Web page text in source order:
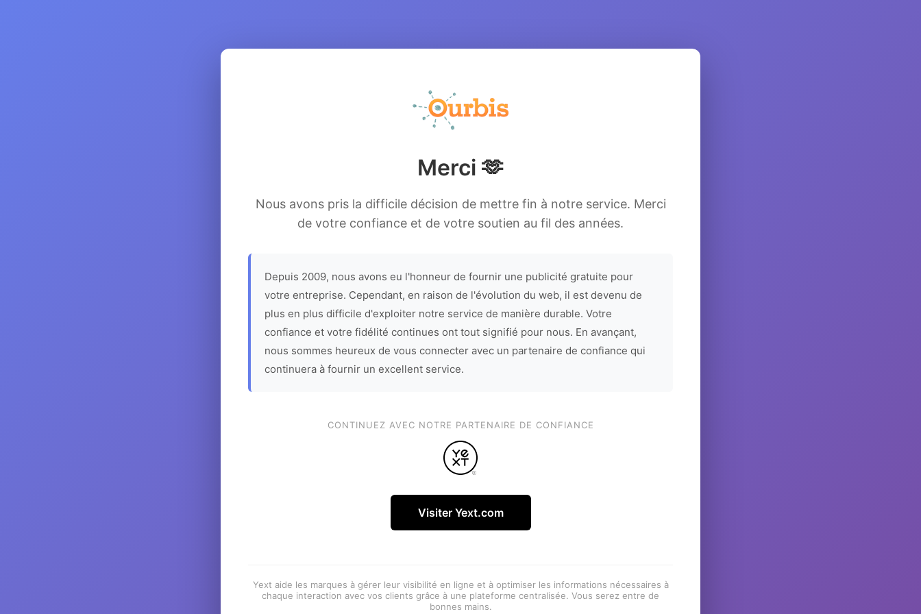
Merci 🫶
Nous avons pris la difficile décision de mettre fin à notre service. Merci
de votre confiance et de votre soutien au fil des années.
Depuis 2009, nous avons eu l'honneur de fournir une publicité gratuite pour
votre entreprise. Cependant, en raison de l'évolution du web, il est devenu de
plus en plus difficile d'exploiter notre service de manière durable. Votre
confiance et votre fidélité continues ont tout signifié pour nous. En avançant,
nous sommes heureux de vous connecter avec un partenaire de confiance qui
continuera à fournir un excellent service.
CONTINUEZ AVEC NOTRE PARTENAIRE DE CONFIANCE
Visiter Yext.com
Yext aide les marques à gérer leur visibilité en ligne et à optimiser les informations nécessaires à
chaque interaction avec vos clients grâce à une plateforme centralisée. Vous serez entre de
bonnes mains.